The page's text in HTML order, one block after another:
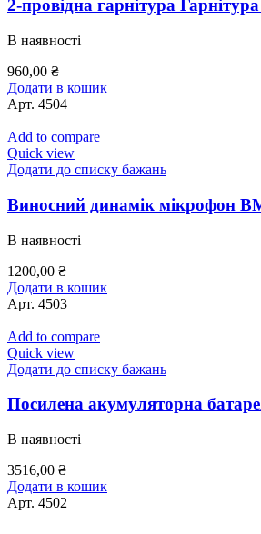
2-провідна гарнітура
В наявності
960,00 ₴
Додати в кошик
Арт. 4504
Add to compare
Quick view
Додати до списку бажань
Виносний динамік мікрофон
В наявності
1200,00 ₴
Додати в кошик
Арт. 4503
Add to compare
Quick view
Додати до списку бажань
Посилена акумуляторна
В наявності
3516,00 ₴
Додати в кошик
Арт. 4502